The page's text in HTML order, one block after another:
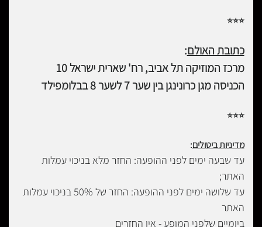
⭐
⭐
⭐
כתובת האולם:
מרכז המוזיקה תל אביב, רח' שארית ישראל 10
הכניסה מגן כרונינגן בין שער 7 לשער 8 בבלומפילד
⭐
⭐
⭐
מדיניות ביטולים:
עד שבעה ימים לפני ההופעה: החזר מלא בניכוי עמלות
האתר;
עד שלושה ימים לפני ההופעה: החזר של 50% בניכוי עמלות
האתר
ביומיים שלפני המופע - אין החזרים